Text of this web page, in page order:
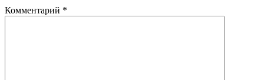
Комментарий *